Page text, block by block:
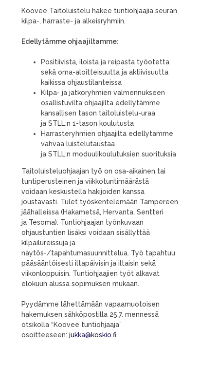
Koovee Taitoluistelu hakee tuntiohjaajia seuran
kilpa-, harraste- ja alkeisryhmiin.
Edellytämme ohjaajiltamme:
Positiivista, iloista ja reipasta työotetta
sekä oma-aloitteisuutta ja aktiivisuutta
kaikissa ohjaustilanteissa
Kilpa- ja jatkoryhmien valmennukseen
osallistuvilta ohjaajilta edellytämme
kansallisen tason taitoluistelu-uraa
ja STLL:n 1-tason koulutusta
Harrasteryhmien ohjaajilta edellytämme
vahvaa luistelutaustaa
ja STLL:n moduulikoulutuksien suorituksia
Taitoluisteluohjaajan työ on osa-aikainen tai
tuntiperusteinen ja viikkotuntimäärästä
voidaan keskustella hakijoiden kanssa
joustavasti. Tulet työskentelemään Tampereen
jäähalleissa (Hakametsä, Hervanta, Sentteri
ja Tesoma). Tuntiohjaajan työnkuvaan
ohjaustuntien lisäksi voidaan sisällyttää
kilpailureissuja ja
näytös-/tapahtumasuunnittelua. Työ tapahtuu
pääsääntöisesti iltapäivisin ja iltaisin sekä
viikonloppuisin. Tuntiohjaajien työt alkavat
elokuun alussa sopimuksen mukaan.
Pyydämme lähettämään vapaamuotoisen
hakemuksen sähköpostilla 25.7. mennessä
otsikolla “Koovee tuntiohjaaja”
osoitteeseen: jukka@koskio.fi